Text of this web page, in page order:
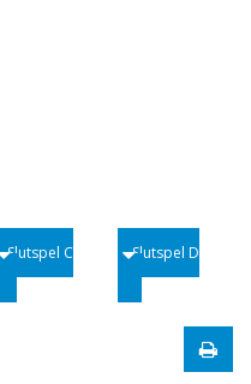
Slutspel C Slutspel D